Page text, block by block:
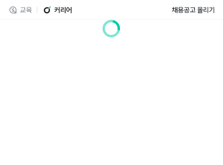
교육 커리어 채용공고 올리기